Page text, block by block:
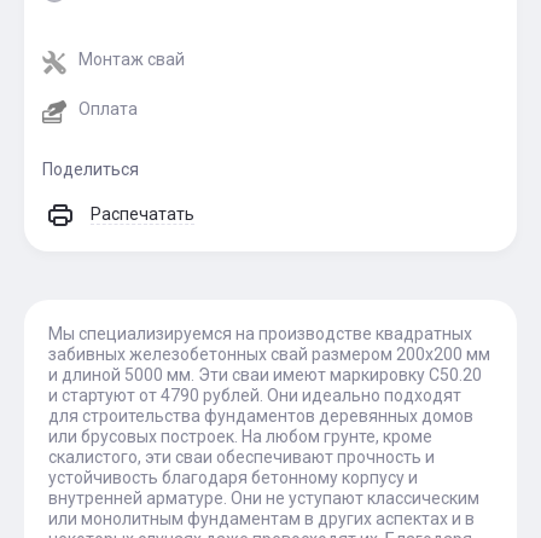
Монтаж свай
Оплата
Поделиться
Распечатать
Мы специализируемся на производстве квадратных
забивных железобетонных свай размером 200х200 мм
и длиной 5000 мм. Эти сваи имеют маркировку С50.20
и стартуют от 4790 рублей. Они идеально подходят
для строительства фундаментов деревянных домов
или брусовых построек. На любом грунте, кроме
скалистого, эти сваи обеспечивают прочность и
устойчивость благодаря бетонному корпусу и
внутренней арматуре. Они не уступают классическим
или монолитным фундаментам в других аспектах и в